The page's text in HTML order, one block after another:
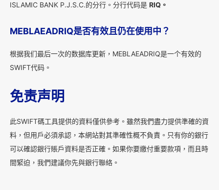
ISLAMIC BANK P.J.S.C.的分行。分行代码是 RIQ。
MEBLAEADRIQ是否有效且仍在使用中？
根据我们最后一次的数据库更新，MEBLAEADRIQ是一个有效的
SWIFT代码。
免责声明
此SWIFT碼工具提供的資料僅供參考。雖然我們盡力提供準確的資
料，但用戶必須承認，本網站對其準確性概不負責。只有你的銀行
可以確認銀行賬戶資料是否正確。如果你要繳付重要款項，而且時
間緊迫，我們建議你先與銀行聯絡。